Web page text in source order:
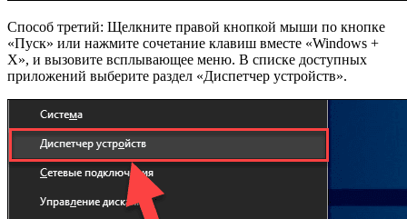
Способ третий: Щелкните правой кнопкой мыши по кнопке
«Пуск» или нажмите сочетание клавиш вместе «Windows +
X», и вызовите всплывающее меню. В списке доступных
приложений выберите раздел «Диспетчер устройств».